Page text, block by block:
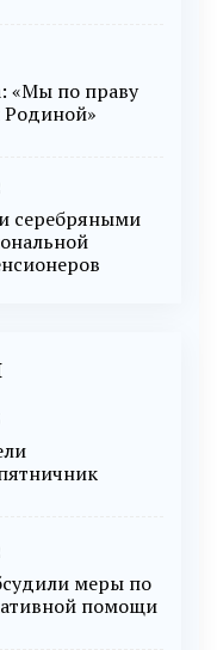
«Мы по праву
Родиной»
серебряными
меры по
помощи